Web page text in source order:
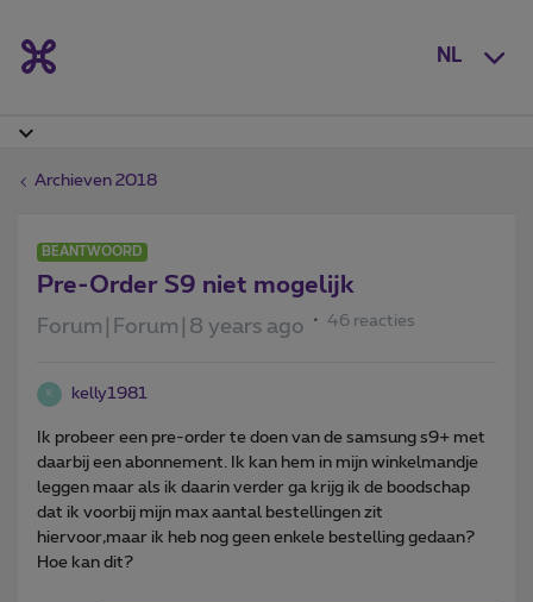
NL
Archieven 2018
BEANTWOORD
Pre-Order S9 niet mogelijk
Forum|Forum|8 years ago 46 reacties
K kelly1981
Ik probeer een pre-order te doen van de samsung s9+ met
daarbij een abonnement. Ik kan hem in mijn winkelmandje
leggen maar als ik daarin verder ga krijg ik de boodschap
dat ik voorbij mijn max aantal bestellingen zit
hiervoor,maar ik heb nog geen enkele bestelling gedaan?
Hoe kan dit?